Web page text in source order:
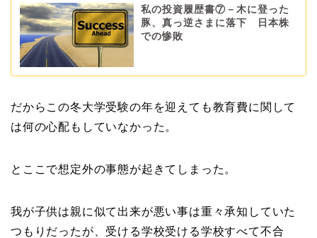
私の投資履歴書⑦－木に登った
豚、真っ逆さまに落下 日本株
での惨敗
だからこの冬大学受験の年を迎えても教育費に関して
は何の心配もしていなかった。
とここで想定外の事態が起きてしまった。
我が子供は親に似て出来が悪い事は重々承知していた
つもりだったが、受ける学校受ける学校すべて不合